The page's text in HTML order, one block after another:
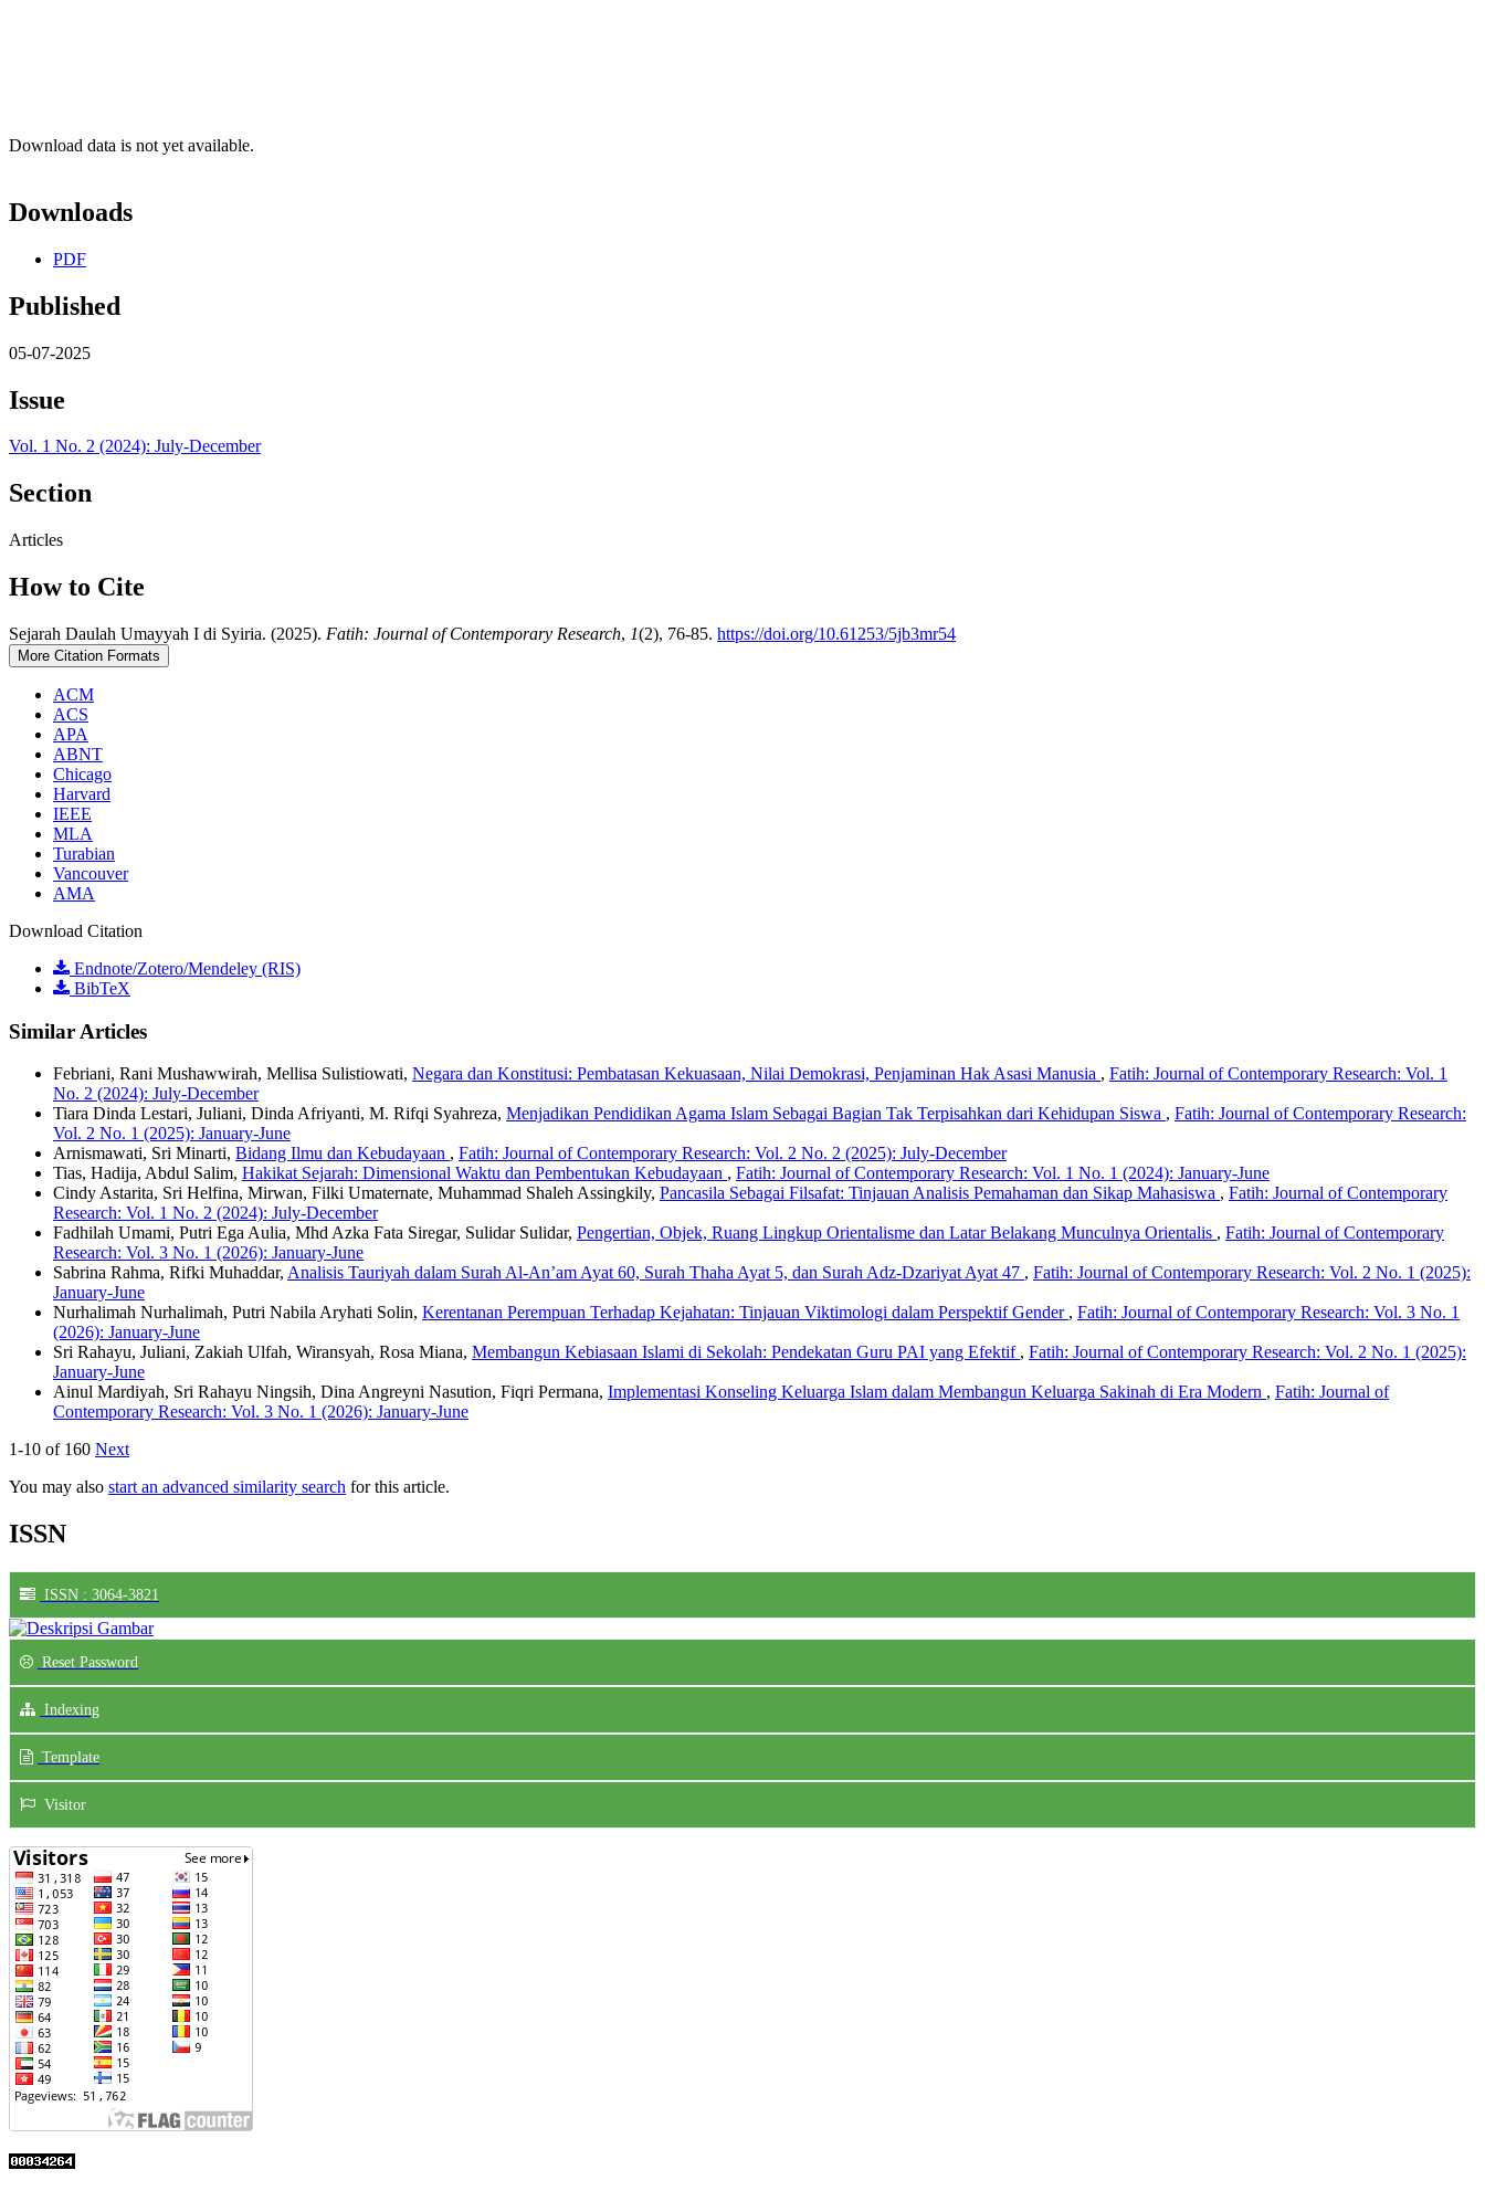
Download data is not yet available.
Downloads
PDF
Published
05-07-2025
Issue
Vol. 1 No. 2 (2024): July-December
Section
Articles
How to Cite
Sejarah Daulah Umayyah I di Syiria. (2025). Fatih: Journal of Contemporary Research, 1(2), 76-85. https://doi.org/10.61253/5jb3mr54
More Citation Formats
ACM
ACS
APA
ABNT
Chicago
Harvard
IEEE
MLA
Turabian
Vancouver
AMA
Download Citation
Endnote/Zotero/Mendeley (RIS)
BibTeX
Similar Articles
Febriani, Rani Mushawwirah, Mellisa Sulistiowati, Negara dan Konstitusi: Pembatasan Kekuasaan, Nilai Demokrasi, Penjaminan Hak Asasi Manusia , Fatih: Journal of Contemporary Research: Vol. 1
No. 2 (2024): July-December
Tiara Dinda Lestari, Juliani, Dinda Afriyanti, M. Rifqi Syahreza, Menjadikan Pendidikan Agama Islam Sebagai Bagian Tak Terpisahkan dari Kehidupan Siswa , Fatih: Journal of Contemporary Research:
Vol. 2 No. 1 (2025): January-June
Arnismawati, Sri Minarti, Bidang Ilmu dan Kebudayaan , Fatih: Journal of Contemporary Research: Vol. 2 No. 2 (2025): July-December
Tias, Hadija, Abdul Salim, Hakikat Sejarah: Dimensional Waktu dan Pembentukan Kebudayaan , Fatih: Journal of Contemporary Research: Vol. 1 No. 1 (2024): January-June
Cindy Astarita, Sri Helfina, Mirwan, Filki Umaternate, Muhammad Shaleh Assingkily, Pancasila Sebagai Filsafat: Tinjauan Analisis Pemahaman dan Sikap Mahasiswa , Fatih: Journal of Contemporary
Research: Vol. 1 No. 2 (2024): July-December
Fadhilah Umami, Putri Ega Aulia, Mhd Azka Fata Siregar, Sulidar Sulidar, Pengertian, Objek, Ruang Lingkup Orientalisme dan Latar Belakang Munculnya Orientalis , Fatih: Journal of Contemporary
Research: Vol. 3 No. 1 (2026): January-June
Sabrina Rahma, Rifki Muhaddar, Analisis Tauriyah dalam Surah Al-An’am Ayat 60, Surah Thaha Ayat 5, dan Surah Adz-Dzariyat Ayat 47 , Fatih: Journal of Contemporary Research: Vol. 2 No. 1 (2025):
January-June
Nurhalimah Nurhalimah, Putri Nabila Aryhati Solin, Kerentanan Perempuan Terhadap Kejahatan: Tinjauan Viktimologi dalam Perspektif Gender , Fatih: Journal of Contemporary Research: Vol. 3 No. 1
(2026): January-June
Sri Rahayu, Juliani, Zakiah Ulfah, Wiransyah, Rosa Miana, Membangun Kebiasaan Islami di Sekolah: Pendekatan Guru PAI yang Efektif , Fatih: Journal of Contemporary Research: Vol. 2 No. 1 (2025):
January-June
Ainul Mardiyah, Sri Rahayu Ningsih, Dina Angreyni Nasution, Fiqri Permana, Implementasi Konseling Keluarga Islam dalam Membangun Keluarga Sakinah di Era Modern , Fatih: Journal of
Contemporary Research: Vol. 3 No. 1 (2026): January-June
1-10 of 160 Next
You may also start an advanced similarity search for this article.
ISSN
ISSN : 3064-3821
Reset Password
Indexing
Template
Visitor